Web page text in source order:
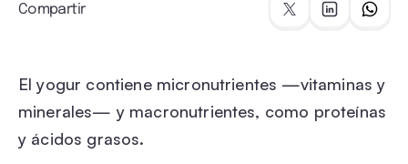
Compartir
El yogur contiene micronutrientes —vitaminas y
minerales— y macronutrientes, como proteínas
y ácidos grasos.